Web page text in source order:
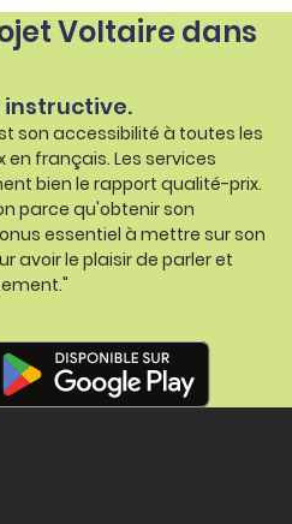
Voltaire dans
son accessibilité à toutes les
français. Les services
bien le rapport qualité-prix.
parce qu'obtenir son
essentiel à mettre sur son
avoir le plaisir de parler et